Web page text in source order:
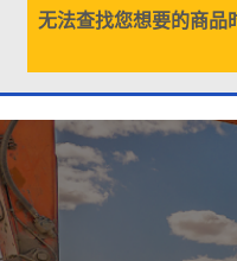
无法查找您想要的商品